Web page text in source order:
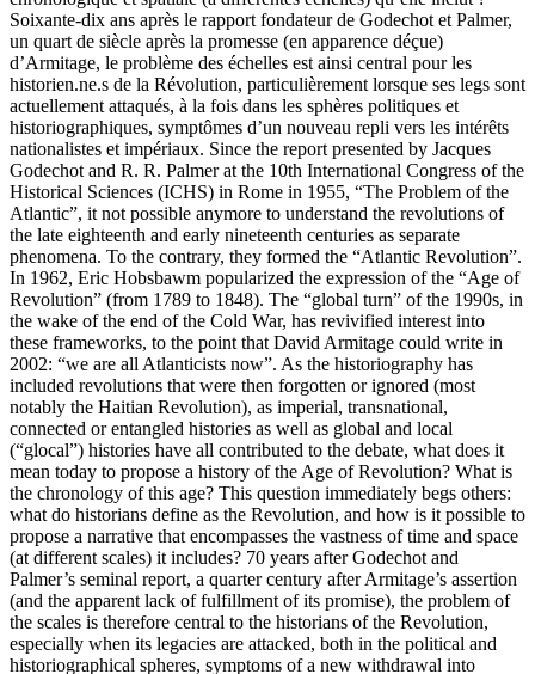
Soixante-dix ans après le rapport fondateur de Godechot et Palmer,
un quart de siècle après la promesse (en apparence déçue)
d’Armitage, le problème des échelles est ainsi central pour les
historien.ne.s de la Révolution, particulièrement lorsque ses legs sont
actuellement attaqués, à la fois dans les sphères politiques et
historiographiques, symptômes d’un nouveau repli vers les intérêts
nationalistes et impériaux. Since the report presented by Jacques
Godechot and R. R. Palmer at the 10th International Congress of the
Historical Sciences (ICHS) in Rome in 1955, “The Problem of the
Atlantic”, it not possible anymore to understand the revolutions of
the late eighteenth and early nineteenth centuries as separate
phenomena. To the contrary, they formed the “Atlantic Revolution”.
In 1962, Eric Hobsbawm popularized the expression of the “Age of
Revolution” (from 1789 to 1848). The “global turn” of the 1990s, in
the wake of the end of the Cold War, has revivified interest into
these frameworks, to the point that David Armitage could write in
2002: “we are all Atlanticists now”. As the historiography has
included revolutions that were then forgotten or ignored (most
notably the Haitian Revolution), as imperial, transnational,
connected or entangled histories as well as global and local
(“glocal”) histories have all contributed to the debate, what does it
mean today to propose a history of the Age of Revolution? What is
the chronology of this age? This question immediately begs others:
what do historians define as the Revolution, and how is it possible to
propose a narrative that encompasses the vastness of time and space
(at different scales) it includes? 70 years after Godechot and
Palmer’s seminal report, a quarter century after Armitage’s assertion
(and the apparent lack of fulfillment of its promise), the problem of
the scales is therefore central to the historians of the Revolution,
especially when its legacies are attacked, both in the political and
historiographical spheres, symptoms of a new withdrawal into